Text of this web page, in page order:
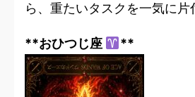
ら、重たいタスクを一気に片
**おひつじ座 **